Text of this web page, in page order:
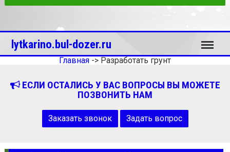
lytkarino.bul-dozer.ru Меню
Главная -> Разработать грунт
ЕСЛИ ОСТАЛИСЬ У ВАС ВОПРОСЫ ВЫ МОЖЕТЕ
ПОЗВОНИТЬ НАМ
Заказать звонок Задать вопрос